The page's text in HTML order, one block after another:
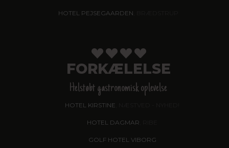
HOTEL PEJSEGAARDEN
FORKÆLELSE
Helstøbt gastronomisk oplevelse
HOTEL KIRSTINE
HOTEL DAGMAR
GOLF HOTEL VIBORG